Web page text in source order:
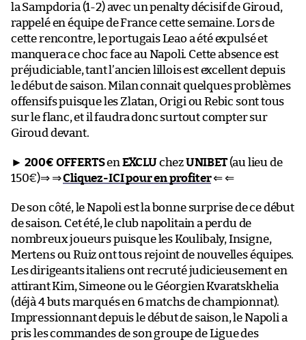
la Sampdoria (1-2) avec un penalty décisif de Giroud,
rappelé en équipe de France cette semaine. Lors de
cette rencontre, le portugais Leao a été expulsé et
manquera ce choc face au Napoli. Cette absence est
préjudiciable, tant l’ancien lillois est excellent depuis
le début de saison. Milan connait quelques problèmes
offensifs puisque les Zlatan, Origi ou Rebic sont tous
sur le flanc, et il faudra donc surtout compter sur
Giroud devant.
► 200€ OFFERTSen EXCLUchezUNIBET(au lieu de
150€)⇒ ⇒Cliquez-ICI pour en profiter⇐ ⇐
De son côté, le Napoli est la bonne surprise de ce début
de saison. Cet été, le club napolitain a perdu de
nombreux joueurs puisque les Koulibaly, Insigne,
Mertens ou Ruiz ont tous rejoint de nouvelles équipes.
Les dirigeants italiens ont recruté judicieusement en
attirant Kim, Simeone ou le Géorgien Kvaratskhelia
(déjà 4 buts marqués en 6 matchs de championnat).
Impressionnant depuis le début de saison, le Napoli a
pris les commandes de son groupe de Ligue des